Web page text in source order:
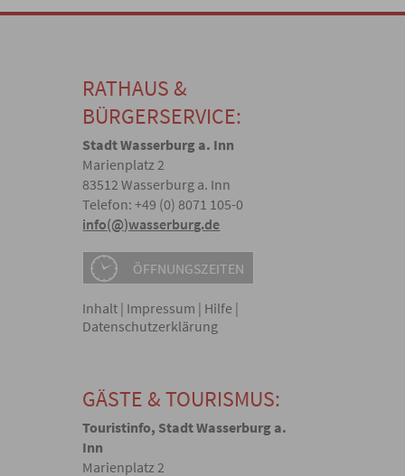
RATHAUS &
BÜRGERSERVICE:
Stadt Wasserburg a. Inn
Marienplatz 2
83512 Wasserburg a. Inn
Telefon: +49 (0) 8071 105-0
info(@)wasserburg.de
ÖFFNUNGSZEITEN
Inhalt | Impressum | Hilfe |
Datenschutzerklärung
GÄSTE & TOURISMUS:
Touristinfo, Stadt Wasserburg a.
Inn
Marienplatz 2